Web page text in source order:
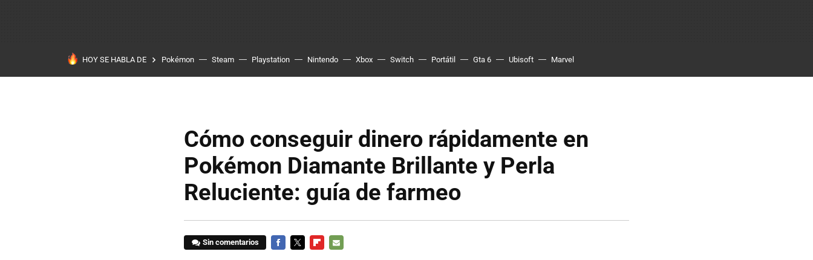
HOY SE HABLA DE Pokémon Steam Playstation Nintendo Xbox Switch Portátil Gta 6 Ubisoft Marvel
Cómo conseguir dinero rápidamente en
Pokémon Diamante Brillante y Perla
Reluciente: guía de farmeo
Sin comentarios